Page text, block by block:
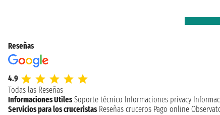
Reseñas
4.9
Todas las Reseñas
Informaciones Utiles Soporte técnico Informaciones privacy
Servicios para los cruceristas Reseñas cruceros Pago online